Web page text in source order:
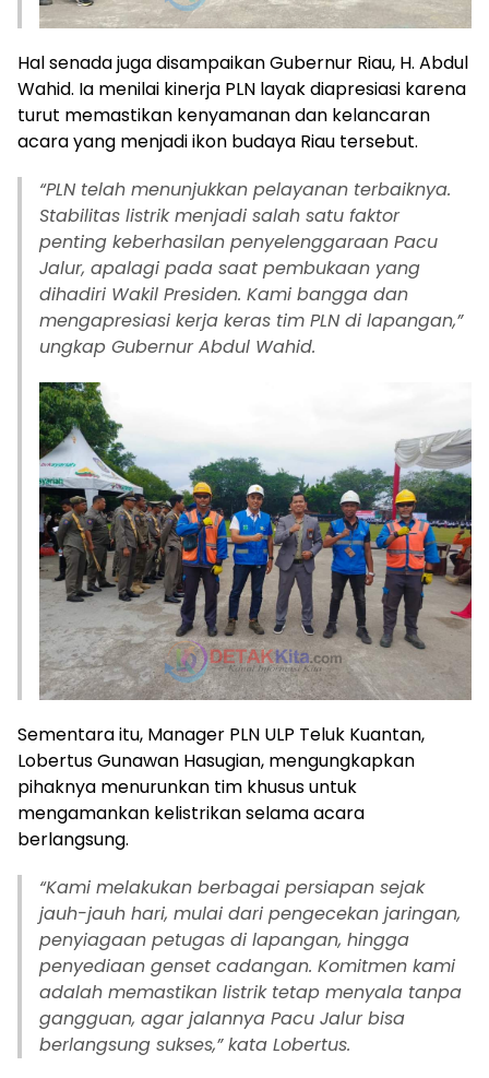
Hal senada juga disampaikan Gubernur Riau, H. Abdul
Wahid. Ia menilai kinerja PLN layak diapresiasi karena
turut memastikan kenyamanan dan kelancaran
acara yang menjadi ikon budaya Riau tersebut.
“PLN telah menunjukkan pelayanan terbaiknya.
Stabilitas listrik menjadi salah satu faktor
penting keberhasilan penyelenggaraan Pacu
Jalur, apalagi pada saat pembukaan yang
dihadiri Wakil Presiden. Kami bangga dan
mengapresiasi kerja keras tim PLN di lapangan,”
ungkap Gubernur Abdul Wahid.
Sementara itu, Manager PLN ULP Teluk Kuantan,
Lobertus Gunawan Hasugian, mengungkapkan
pihaknya menurunkan tim khusus untuk
mengamankan kelistrikan selama acara
berlangsung.
“Kami melakukan berbagai persiapan sejak
jauh-jauh hari, mulai dari pengecekan jaringan,
penyiagaan petugas di lapangan, hingga
penyediaan genset cadangan. Komitmen kami
adalah memastikan listrik tetap menyala tanpa
gangguan, agar jalannya Pacu Jalur bisa
berlangsung sukses,” kata Lobertus.